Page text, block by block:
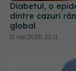
Diabetul, o
dintre cazuri
global
11 sep 2025, 22:11